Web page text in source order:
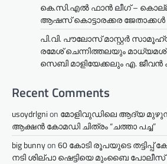
കെ.സി.എൽ ഫാൻ ലീഗ് –
ആഷസ് കൊട്ടാരക്കര ജേതാക്കൾ
പി.വി. പൗലോസ് മാസ്റ്റർ
രമേശ് ചെന്നിത്തലയും
സെബി മാളിയേക്കലും എ. ജീവൻ
Recent Comments
usoydrlgnion മോളിവുഡിലെ ആദ്യ
ആക്ഷൻ കോമഡി ചിത്രം “ചത്താ പച്ച”
big bunnyon60 കോടി രൂപയുടെ
നടി ശില്പാ ഷെട്ടിയെ മുംബൈ